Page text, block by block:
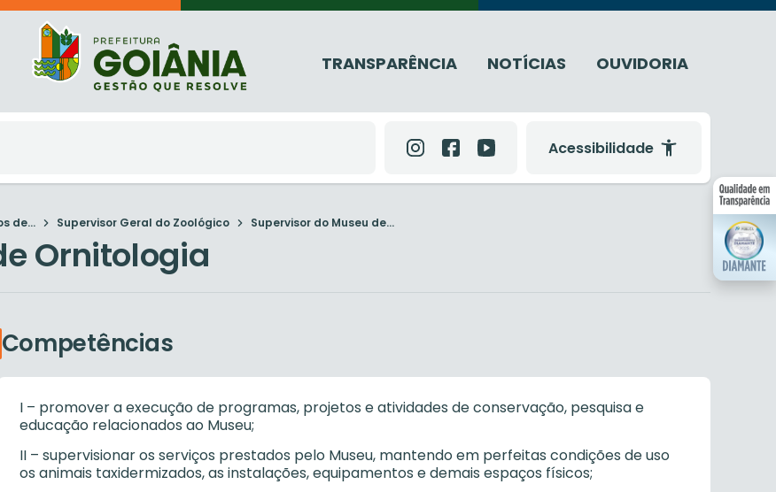
TRANSPARÊNCIA NOTÍCIAS OUVIDORIA
Acessibilidade
de... Supervisor Geral do Zoológico Supervisor do Museu de...
Ornitologia
Competências
I – promover a execução de programas, projetos e atividades de conservação, pesquisa e
educação relacionados ao Museu;
II – supervisionar os serviços prestados pelo Museu, mantendo em perfeitas condições de uso
os animais taxidermizados, as instalações, equipamentos e demais espaços físicos;